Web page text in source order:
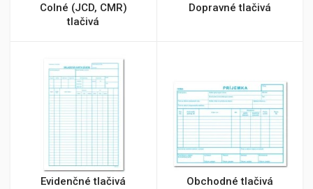
Colné (JCD, CMR)
tlačivá
Dopravné tlačivá
Evidenčné tlačivá Obchodné tlačivá